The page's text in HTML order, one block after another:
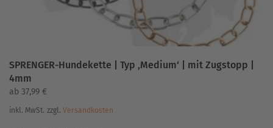
werden
SPRENGER-Hundekette | Typ ‚Medium‘ | mit Zugstopp |
4mm
ab 37,99 €
inkl. MwSt. zzgl. Versandkosten